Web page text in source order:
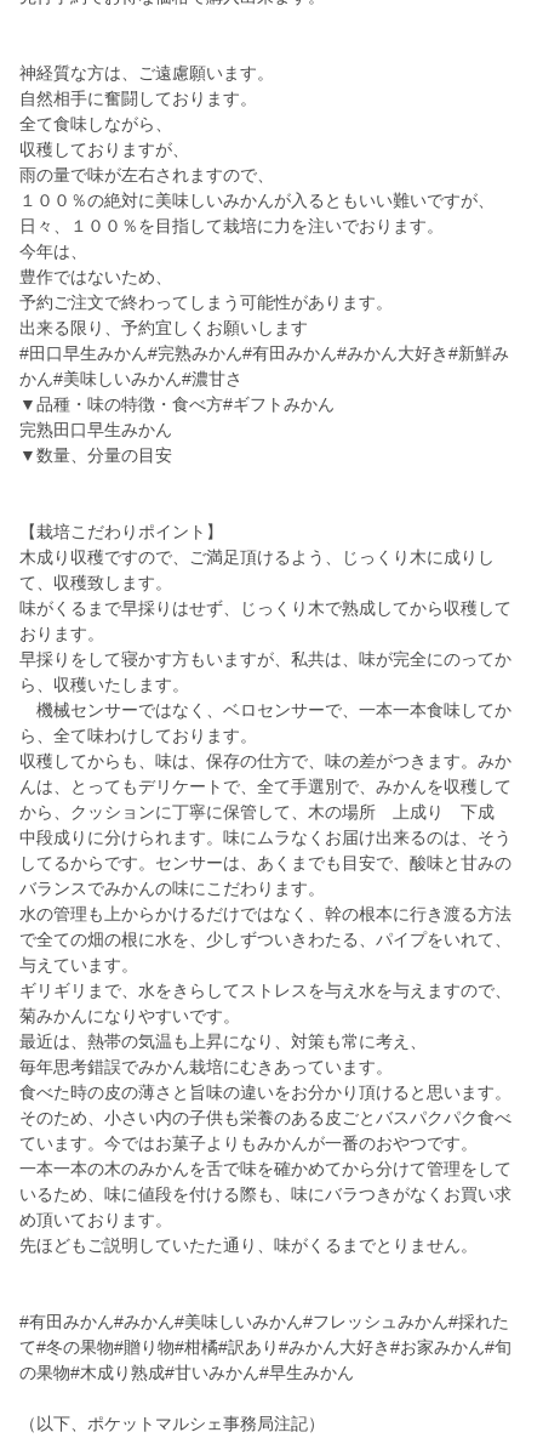
神経質な方は、ご遠慮願います。
自然相手に奮闘しております。
全て食味しながら、
収穫しておりますが、
雨の量で味が左右されますので、
１００％の絶対に美味しいみかんが入るともいい難いですが、
日々、１００％を目指して栽培に力を注いでおります。
今年は、
豊作ではないため、
予約ご注文で終わってしまう可能性があります。
出来る限り、予約宜しくお願いします
#田口早生みかん#完熟みかん#有田みかん#みかん大好き#新鮮み
かん#美味しいみかん#濃甘さ
▼品種・味の特徴・食べ方#ギフトみかん
完熟田口早生みかん
▼数量、分量の目安
【栽培こだわりポイント】
木成り収穫ですので、ご満足頂けるよう、じっくり木に成りし
て、収穫致します。
味がくるまで早採りはせず、じっくり木で熟成してから収穫して
おります。
早採りをして寝かす方もいますが、私共は、味が完全にのってか
ら、収穫いたします。
機械センサーではなく、ベロセンサーで、一本一本食味してか
ら、全て味わけしております。
収穫してからも、味は、保存の仕方で、味の差がつきます。みか
んは、とってもデリケートで、全て手選別で、みかんを収穫して
から、クッションに丁寧に保管して、木の場所 上成り 下成
中段成りに分けられます。味にムラなくお届け出来るのは、そう
してるからです。センサーは、あくまでも目安で、酸味と甘みの
バランスでみかんの味にこだわります。
水の管理も上からかけるだけではなく、幹の根本に行き渡る方法
で全ての畑の根に水を、少しずついきわたる、パイプをいれて、
与えています。
ギリギリまで、水をきらしてストレスを与え水を与えますので、
菊みかんになりやすいです。
最近は、熱帯の気温も上昇になり、対策も常に考え、
毎年思考錯誤でみかん栽培にむきあっています。
食べた時の皮の薄さと旨味の違いをお分かり頂けると思います。
そのため、小さい内の子供も栄養のある皮ごとバスパクパク食べ
ています。今ではお菓子よりもみかんが一番のおやつです。
一本一本の木のみかんを舌で味を確かめてから分けて管理をして
いるため、味に値段を付ける際も、味にバラつきがなくお買い求
め頂いております。
先ほどもご説明していたた通り、味がくるまでとりません。
#有田みかん#みかん#美味しいみかん#フレッシュみかん#採れた
て#冬の果物#贈り物#柑橘#訳あり#みかん大好き#お家みかん#旬
の果物#木成り熟成#甘いみかん#早生みかん
（以下、ポケットマルシェ事務局注記）